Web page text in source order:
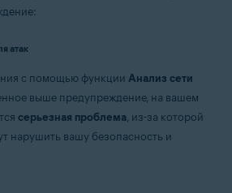
6.x для Android
/ Pro / Enterprise / Education
атак
с помощью функции Анализ сети
выше предупреждение, на вашем
серьезная проблема, из-за которой
нарушить вашу безопасность и